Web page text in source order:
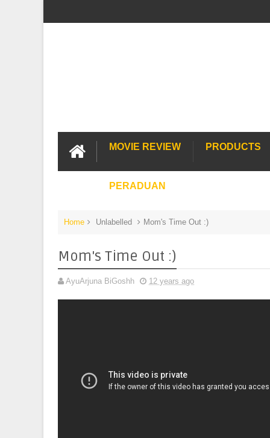
MOVIE REVIEW PRODUCTS
PERADUAN
Home Unlabelled Mom's Time Out :)
Mom's Time Out :)
AyuArjuna BiGoshh 12 years ago